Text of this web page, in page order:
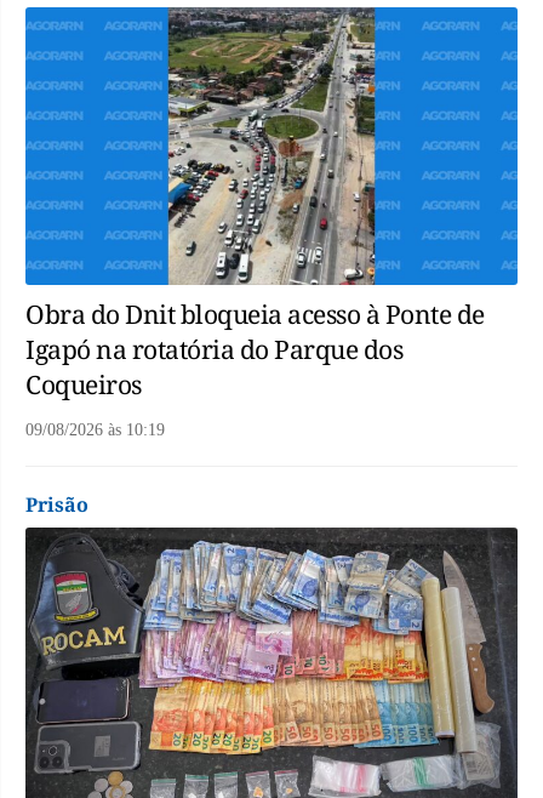
Obra do Dnit bloqueia acesso à Ponte de
Igapó na rotatória do Parque dos
Coqueiros
09/08/2026 às 10:19
Prisão